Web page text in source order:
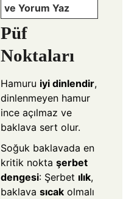
ve Yorum Yaz
Püf
Noktaları
Hamuru iyi dinlendir,
dinlenmeyen hamur
ince açılmaz ve
baklava sert olur.
Soğuk baklavada en
kritik nokta şerbet
dengesi: Şerbet ılık,
baklava sıcak olmalı